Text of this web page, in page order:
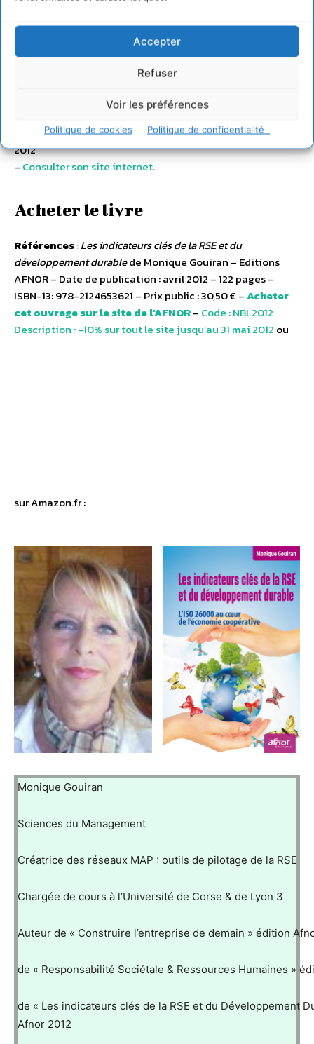
Accepter
Refuser
Voir les préférences
Politique de cookies Politique de confidentialité
Afnor 2010
Responsabilité sociétale et ressources humaines
Les indicateurs clés de la RSE et du Développement
» édition Afnor 2012
Le roman de Lucy : il n’est au pouvoir de
personne d’éteindre le soleil » édition Mon Petit Editeur
2012
– Consulter son site internet.
Acheter le livre
Références:Les indicateurs clés de la RSE et du
développement durablede Monique Gouiran – Editions
AFNOR – Date de publication : avril 2012 – 122 pages –
ISBN-13: 978-2124653621 – Prix public : 30,50 € –Acheter
cet ouvrage sur le site de l’AFNOR– Code : NBL2012
Description : -10% sur tout le site jusqu’au 31 mai 2012 ou
sur Amazon.fr :
Monique Gouiran
Sciences du Management
Créatrice des réseaux MAP : outils de pilotage de la RSE
Chargée de cours à l’Université de Corse & de Lyon 3
Auteur de « Construire l’entreprise de demain » édition
de « Responsabilité Sociétale & Ressources Humaines »
de « Les indicateurs clés de la RSE et du Développement
Afnor 2012